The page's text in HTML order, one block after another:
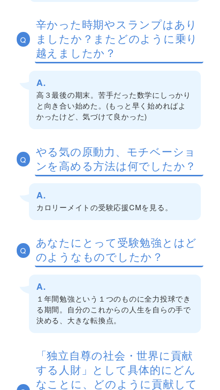
Q
辛かった時期やスランプはあり
ましたか？またどのように乗り
越えましたか？
A.
高３最後の期末。苦手だった数学にしっかり
と向き合い始めた。(もっと早く始めればよ
かったけど、気づけて良かった)
Q
やる気の原動力、モチベーショ
ンを高める方法は何でしたか？
A.
カロリーメイトの受験応援CMを見る。
Q
あなたにとって受験勉強とはど
のようなものでしたか？
A.
１年間勉強という１つのものに全力投球でき
る期間。自分のこれからの人生を自らの手で
決める、大きな転換点。
「独立自尊の社会・世界に貢献
する人財」として具体的にどん
なことに、どのように貢献して